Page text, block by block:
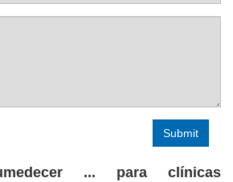
... para clínicas